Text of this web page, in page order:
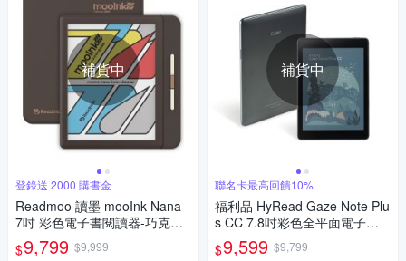
補貨中
登錄送 2000 購書金
Readmoo 讀墨 mooInk Nana
7吋 彩色電子書閱讀器-巧克力
馬丁尼
$9,799 $9,999
補貨中
聯名卡最高回饋10%
福利品 HyRead Gaze Note Plu
s CC 7.8吋彩色全平面電子紙
閱讀器
$9,599 $9,799